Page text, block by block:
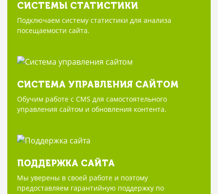
СИСТЕМЫ СТАТИСТИКИ
Подключаем систему статистики для анализа
посещаемости сайта.
СИСТЕМА УПРАВЛЕНИЯ САЙТОМ
Обучим работе с CMS для самостоятельного
управления сайтом и обновления контента.
ПОДДЕРЖКА САЙТА
Мы уверены в своей работе и поэтому
предоставляем гарантийную поддержку по